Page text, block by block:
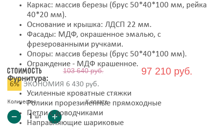
Стоимость 103 640 руб. 97 210 руб.
6% ЭКОНОМИЯ 6 430 руб.
Количество
шт
К оплате
Каркас: массив березы (брус 50*40*100 мм, рейка
40*20 мм).
Основание и крышка: ЛДСП 22 мм.
Фасады: МДФ, окрашенное эмалью, с
фрезерованными ручками.
Опоры: массив березы (брус 50*40*100 мм).
Ограждение - МДФ крашенное.
Фурнитура:
Усиленные кроватные стяжки
Ролики прорезиненные прямоходные
Петли с доводчиками
Направляющие шариковые